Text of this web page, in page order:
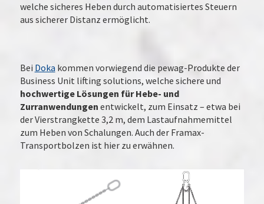
welche sicheres Heben durch automatisiertes Steuern
aus sicherer Distanz ermöglicht.
Bei Doka kommen vorwiegend die pewag-Produkte der
Business Unit lifting solutions, welche sichere und
hochwertige Lösungen für Hebe- und
Zurranwendungen entwickelt, zum Einsatz – etwa bei
der Vierstrangkette 3,2 m, dem Lastaufnahmemittel
zum Heben von Schalungen. Auch der Framax-
Transportbolzen ist hier zu erwähnen.